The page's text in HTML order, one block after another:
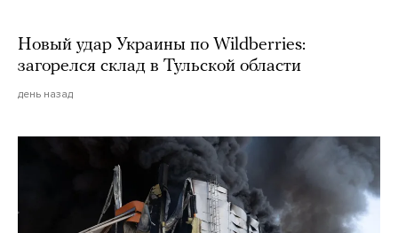
Новый удар Украины по Wildberries:
загорелся склад в Тульской области
день назад